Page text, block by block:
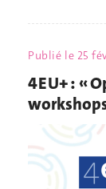
Publié le 25
4EU+ : «